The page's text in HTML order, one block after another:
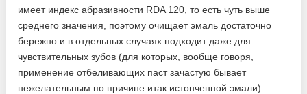
имеет индекс абразивности RDA 120, то есть чуть выше
среднего значения, поэтому очищает эмаль достаточно
бережно и в отдельных случаях подходит даже для
чувствительных зубов (для которых, вообще говоря,
применение отбеливающих паст зачастую бывает
нежелательным по причине итак истонченной эмали).